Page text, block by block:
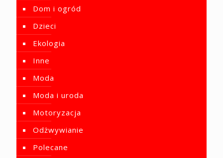
Dom i ogród
Dzieci
Ekologia
Inne
Moda
Moda i uroda
Motoryzacja
Odżwywianie
Polecane